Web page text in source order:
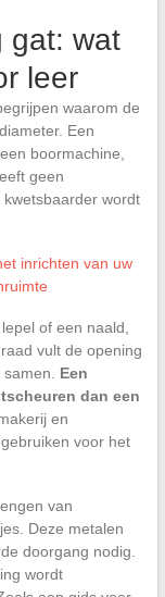
gat: wat
leer
waarom de
Een
boormachine,
geen
wordt
inrichten van uw
of een naald,
vult de opening
Een
dan een
en
voor het
van
Deze metalen
doorgang nodig.
wordt